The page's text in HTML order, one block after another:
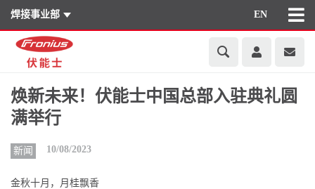
焊接事业部 EN
焕新未来！伏能士中国总部入驻典礼圆
满举行
新闻 10/08/2023
金秋十月，月桂飘香